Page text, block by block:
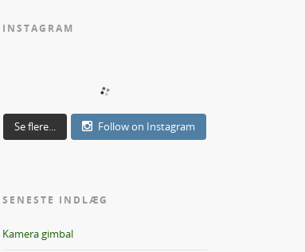
INSTAGRAM
Se flere... Follow on Instagram
SENESTE INDLÆG
Kamera gimbal